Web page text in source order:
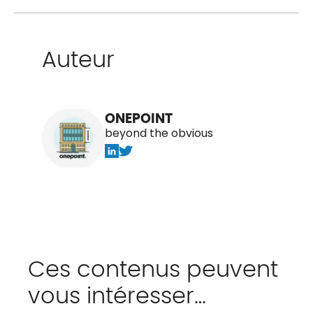
Auteur
ONEPOINT
beyond the obvious
Ces contenus peuvent
vous intéresser…